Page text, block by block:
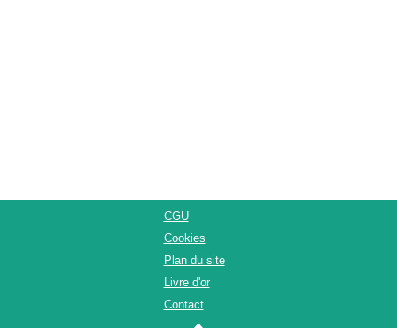
CGU
Cookies
Plan du site
Livre d'or
Contact